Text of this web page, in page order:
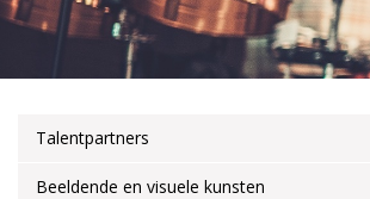
Talentpartners
Beeldende en visuele kunsten